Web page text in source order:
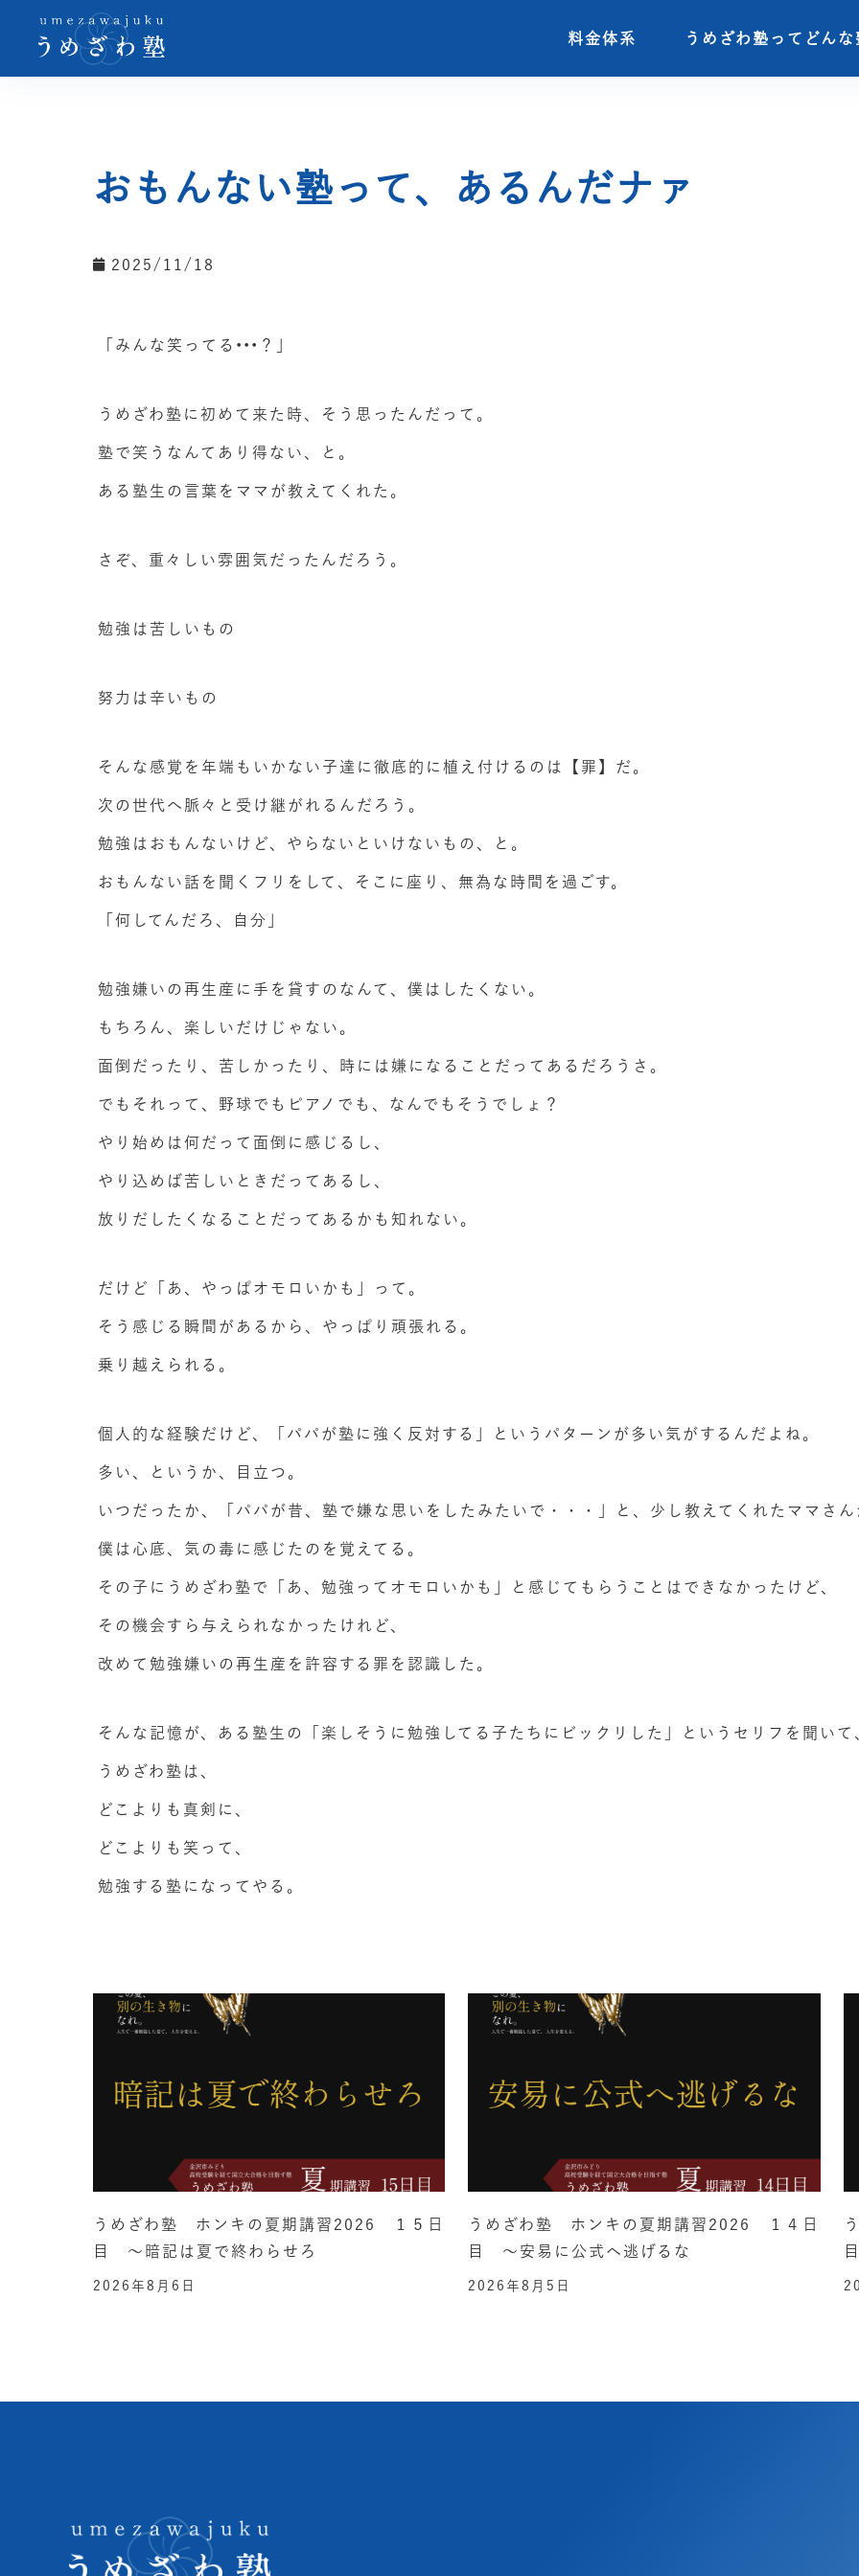
料金体系 うめざわ塾ってどんな
料金体系 うめざわ塾ってどんな
おもんない塾って、あるんだナァ
2025/11/18
「みんな笑ってる•••？」
うめざわ塾に初めて来た時、そう思ったんだって。
塾で笑うなんてあり得ない、と。
ある塾生の言葉をママが教えてくれた。
さぞ、重々しい雰囲気だったんだろう。
勉強は苦しいもの
努力は辛いもの
そんな感覚を年端もいかない子達に徹底的に植え付けるのは【罪】だ。
次の世代へ脈々と受け継がれるんだろう。
勉強はおもんないけど、やらないといけないもの、と。
おもんない話を聞くフリをして、そこに座り、無為な時間を過ごす。
「何してんだろ、自分」
勉強嫌いの再生産に手を貸すのなんて、僕はしたくない。
もちろん、楽しいだけじゃない。
面倒だったり、苦しかったり、時には嫌になることだってあるだろうさ。
でもそれって、野球でもピアノでも、なんでもそうでしょ？
やり始めは何だって面倒に感じるし、
やり込めば苦しいときだってあるし、
放りだしたくなることだってあるかも知れない。
だけど「あ、やっぱオモロいかも」って。
そう感じる瞬間があるから、やっぱり頑張れる。
乗り越えられる。
個人的な経験だけど、「パパが塾に強く反対する」というパターンが多い気がするんだよね。
多い、というか、目立つ。
いつだったか、「パパが昔、塾で嫌な思いをしたみたいで・・・」と、少し教えてくれたママさ
僕は心底、気の毒に感じたのを覚えてる。
その子にうめざわ塾で「あ、勉強ってオモロいかも」と感じてもらうことはできなかったけど、
その機会すら与えられなかったけれど、
改めて勉強嫌いの再生産を許容する罪を認識した。
そんな記憶が、ある塾生の「楽しそうに勉強してる子たちにビックリした」というセリフを聞いて
うめざわ塾は、
どこよりも真剣に、
どこよりも笑って、
勉強する塾になってやる。
うめざわ塾 ホンキの夏期講習2026 １５日
目 ～暗記は夏で終わらせろ
2026年8月6日
うめざわ塾 ホンキの夏期講習2026 １４日
目 ～安易に公式へ逃げるな
2026年8月5日